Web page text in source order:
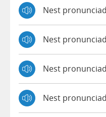
Nest
Nest
Nest
Nest